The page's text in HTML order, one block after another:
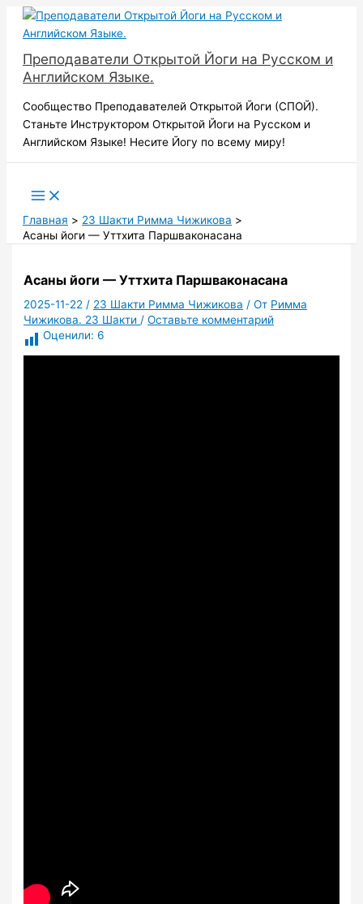
Перейти
Преподаватели Открытой Йоги на Русском и
Английском Языке.
Сообщество Преподавателей Открытой Йоги (СПОЙ).
Станьте Инструктором Открытой Йоги на Русском и
Английском Языке! Несите Йогу по всему миру!
Главная
23 Шакти Римма Чижикова
Асаны йоги — Уттхита Паршваконасана
Асаны йоги — Уттхита Паршваконасана
2025-11-22/ 23 Шакти Римма Чижикова / От Римма
Чижикова. 23 Шакти/Оставьте комментарий
Оценили: 6